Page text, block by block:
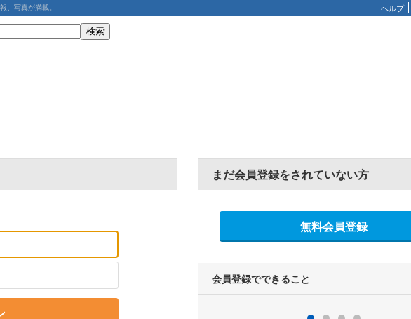
、写真が満載。 ヘルプ
まだ会員登録をされていない方
無料会員登録
会員登録でできること